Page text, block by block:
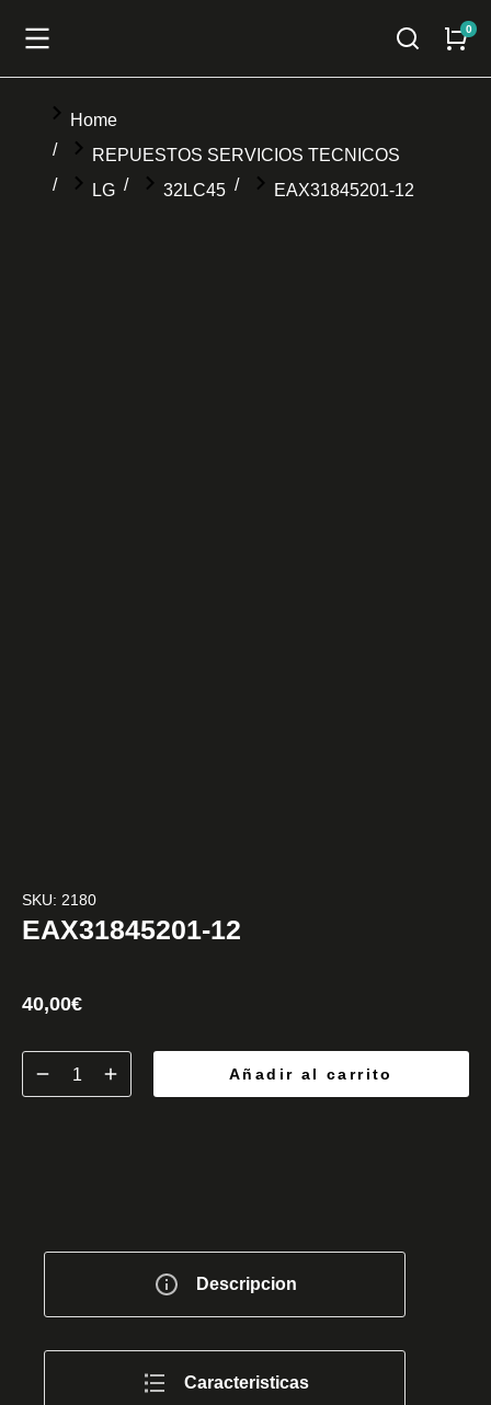
You are here:
Home
REPUESTOS SERVICIOS TECNICOS
LG
32LC45 EAX31845201-12
SKU: 2180
EAX31845201-12
40,00€
Añadir al carrito
Descripcion
Caracteristicas